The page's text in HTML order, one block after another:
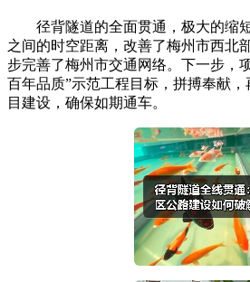
径背隧道的全面贯通，极大的缩
之间的时空距离，改善了梅州市西北
步完善了梅州市交通网络。下一步，
百年品质”示范工程目标，拼搏奉献
目建设，确保如期通车。